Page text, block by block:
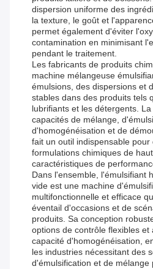
dispersion uniforme des
la texture, le goût et
permet également d'éviter
contamination en minimisant
pendant le traitement.
Les fabricants de produits
machine mélangeuse
émulsions, des dispersions et
stables dans des produits tels
lubrifiants et les détergents.
capacités de mélange,
d'homogénéisation et de
fait un outil indispensable pour
formulations chimiques de
caractéristiques de
Dans l'ensemble, l'émulsifiant
vide est une machine
multifonctionnelle et efficace
éventail d'occasions et de
produits. Sa conception
options de contrôle flexibles et
capacité d'homogénéisation,
les industries nécessitant des
d'émulsification et de mélange